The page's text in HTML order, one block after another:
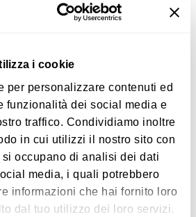
i cookie
per personalizzare contenuti ed
funzionalità dei social media e
traffico. Condividiamo inoltre
in cui utilizzi il nostro sito con
occupano di analisi dei dati
media, i quali potrebbero
informazioni che hai fornito loro
dal tuo utilizzo dei loro servizi.
Leaflet |© OpenStreetMap contributors © CARTO
Pietro in Casale